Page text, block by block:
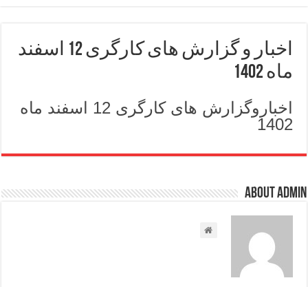
اخبار و گزارش های کارگری 12 اسفند
ماه 1402
اخباروگزارش های کارگری 12 اسفند ماه
1402
About admin